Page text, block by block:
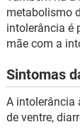
metabolismo
intolerância é
mãe com a
Sintomas
A intolerância
de ventre,